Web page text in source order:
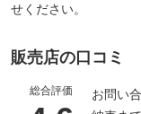
せください。
販売店の口コミ
総合評価 お問い